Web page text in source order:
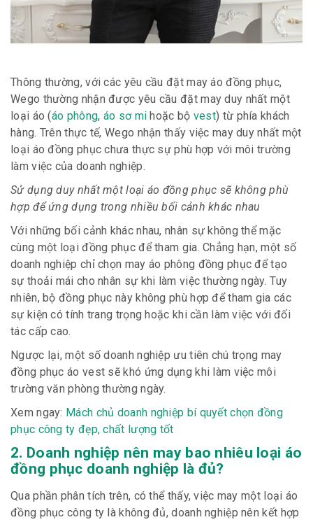
Thông thường, với các yêu cầu đặt may áo đồng phục,
Wego thường nhận được yêu cầu đặt may duy nhất một
loại áo (áo phông, áo sơ mi hoặc bộ vest) từ phía khách
hàng. Trên thực tế, Wego nhận thấy việc may duy nhất một
loại áo đồng phục chưa thực sự phù hợp với môi trường
làm việc của doanh nghiệp.
Sử dụng duy nhất một loại áo đồng phục sẽ không phù
hợp để ứng dụng trong nhiều bối cảnh khác nhau
Với những bối cảnh khác nhau, nhân sự không thể mặc
cùng một loại đồng phục để tham gia. Chẳng hạn, một số
doanh nghiệp chỉ chọn may áo phông đồng phục để tạo
sự thoải mái cho nhân sự khi làm việc thường ngày. Tuy
nhiên, bộ đồng phục này không phù hợp để tham gia các
sự kiện có tính trang trọng hoặc khi cần làm việc với đối
tác cấp cao.
Ngược lại, một số doanh nghiệp ưu tiên chú trọng may
đồng phục áo vest sẽ khó ứng dụng khi làm việc môi
trường văn phòng thường ngày.
Xem ngay: Mách chủ doanh nghiệp bí quyết chọn đồng
phục công ty đẹp, chất lượng tốt
2. Doanh nghiệp nên may bao nhiêu loại áo
đồng phục doanh nghiệp là đủ?
Qua phần phân tích trên, có thể thấy, việc may một loại áo
đồng phục công ty là không đủ, doanh nghiệp nên kết hợp